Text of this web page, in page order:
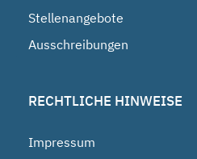
Stellenangebote
Ausschreibungen
RECHTLICHE HINWEISE
Impressum